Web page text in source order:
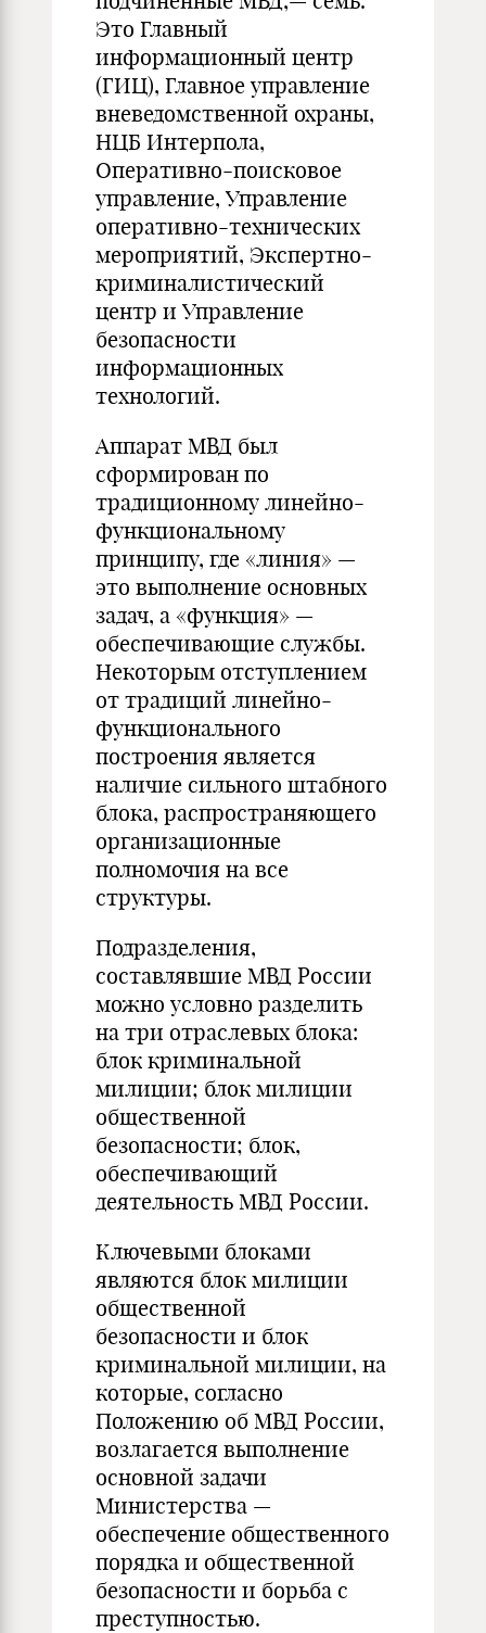
Это Главный
информационный центр
(ГИЦ), Главное управление
вневедомственной охраны,
НЦБ Интерпола,
Оперативно-поисковое
управление, Управление
оперативно-технических
мероприятий, Экспертно-
криминалистический
центр и Управление
безопасности
информационных
технологий.
Аппарат МВД был
сформирован по
традиционному линейно-
функциональному
принципу, где «линия» —
это выполнение основных
задач, а «функция» —
обеспечивающие службы.
Некоторым отступлением
от традиций линейно-
функционального
построения является
наличие сильного штабного
блока, распространяющего
организационные
полномочия на все
структуры.
Подразделения,
составлявшие МВД России
можно условно разделить
на три отраслевых блока:
блок криминальной
милиции; блок милиции
общественной
безопасности; блок,
обеспечивающий
деятельность МВД России.
Ключевыми блоками
являются блок милиции
общественной
безопасности и блок
криминальной милиции, на
которые, согласно
Положению об МВД России,
возлагается выполнение
основной задачи
Министерства —
обеспечение общественного
порядка и общественной
безопасности и борьба с
преступностью.